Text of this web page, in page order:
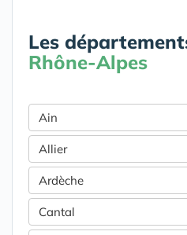
Les
Rhône-Alpes
Ain
Allier
Ardèche
Cantal